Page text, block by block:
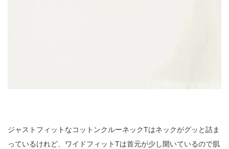
ジャストフィットなコットンクルーネックTはネックがグッと詰ま
っているけれど、ワイドフィットTは首元が少し開いているので肌